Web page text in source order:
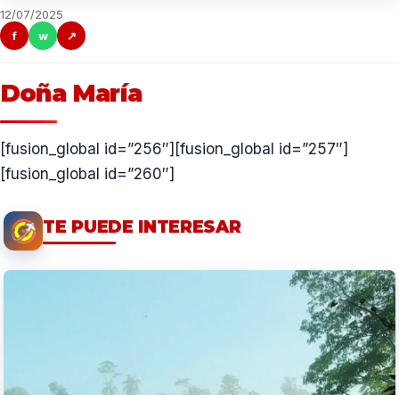
12/07/2025
f
w ↗
Doña María
[fusion_global id=”256″][fusion_global id=”257″]
[fusion_global id=”260″]
TE PUEDE INTERESAR